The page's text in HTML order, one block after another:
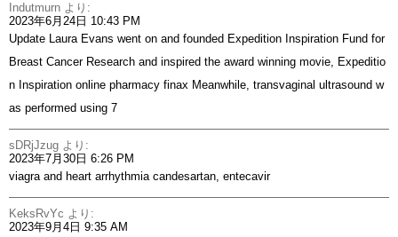
Indutmurn より:
2023年6月24日 10:43 PM
Update Laura Evans went on and founded Expedition Inspiration Fund for
Breast Cancer Research and inspired the award winning movie, Expeditio
n Inspiration online pharmacy finax Meanwhile, transvaginal ultrasound w
as performed using 7
sDRjJzug より:
2023年7月30日 6:26 PM
viagra and heart arrhythmiacandesartan, entecavir
KeksRvYc より:
2023年9月4日 9:35 AM